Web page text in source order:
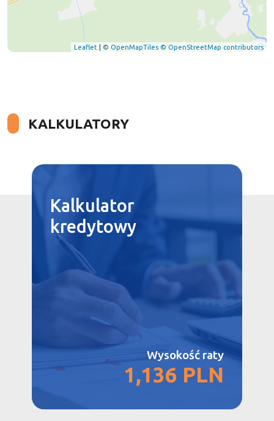
Leaflet © OpenMapTiles © OpenStreetMap contributors
KALKULATORY
Kalkulator
kredytowy
Wysokość raty
1,136 PLN